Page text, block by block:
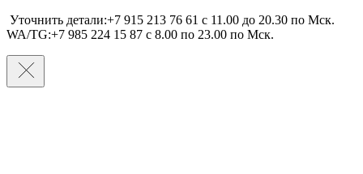
Уточнить детали:+7 915 213 76 61 c 11.00 до 20.30 по Мcк.
WA/TG:+7 985 224 15 87 c 8.00 по 23.00 по Мcк.